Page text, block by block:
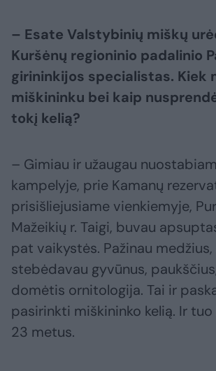
– Esate Valstybinių miškų
Kuršėnų regioninio padalinio
girininkijos specialistas. Kiek
miškininku bei kaip
tokį kelią?
– Gimiau ir užaugau
kampelyje, prie Kamanų
prisišliejusiame vienkiemyje,
Mažeikių r. Taigi, buvau
pat vaikystės. Pažinau medžius,
stebėdavau gyvūnus,
domėtis ornitologija. Tai ir
pasirinkti miškininko kelią. Ir tuo
23 metus.